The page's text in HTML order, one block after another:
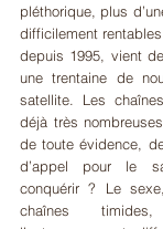
pléthorique, plus
difficilement
depuis 1995, vient
une trentaine de
satellite. Les
déjà très
de toute évidence,
d’appel pour le
conquérir ? Le
chaînes